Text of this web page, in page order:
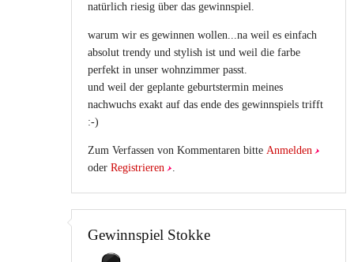
natürlich riesig über das gewinnspiel.
warum wir es gewinnen wollen...na weil es einfach
absolut trendy und stylish ist und weil die farbe
perfekt in unser wohnzimmer passt.
und weil der geplante geburtstermin meines
nachwuchs exakt auf das ende des gewinnspiels trifft
:-)
Zum Verfassen von Kommentaren bitte Anmelden
oder Registrieren .
Gewinnspiel Stokke